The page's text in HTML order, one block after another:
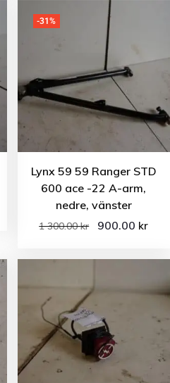
-31%
Lynx 59 59 Ranger STD
600 ace -22 A-arm,
nedre, vänster
1 300.00kr 900.00 kr